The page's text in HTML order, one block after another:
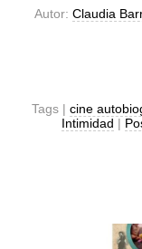
Autor: Claudia
Tags | cine
Intimidad |